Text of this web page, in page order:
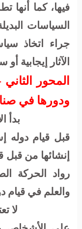
فيها، كما أنها
السياسات
جراء اتخاذ
الآثار إيجابية أو
المحور
ودورها في
بدأ
قبل قيام دوله
إنشائها من قبل
رواد الحركة
والعلم في قيام
لا